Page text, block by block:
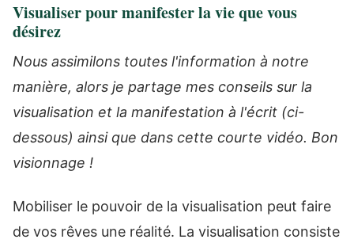
Visualiser pour manifester la vie que vous
désirez
Nous assimilons toutes l'information à notre
manière, alors je partage mes conseils sur la
visualisation et la manifestation à l'écrit (ci-
dessous) ainsi que dans cette courte vidéo. Bon
visionnage !
Mobiliser le pouvoir de la visualisation peut faire
de vos rêves une réalité. La visualisation consiste